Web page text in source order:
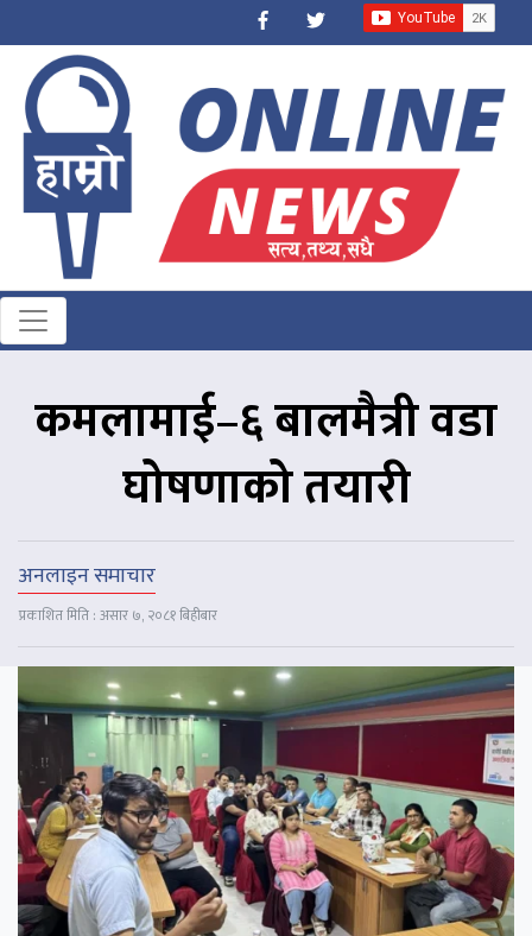
कमलामाई–६ बालमैत्री वडा
घोषणाको तयारी
अनलाइन समाचार
प्रकाशित मिति : असार ७, २०८१ बिहीबार